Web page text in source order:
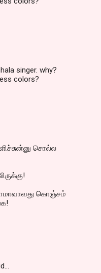
singer. why?
colors?
சொல்ல
கொஞ்சம்